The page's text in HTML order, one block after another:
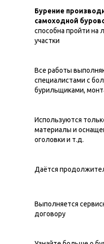
Бурение
самоходной
способна пройти
участки
Все работы
специалистами с
бурильщиками,
Используются
материалы и
оголовки и т.д.
Даётся
Выполняется
договору